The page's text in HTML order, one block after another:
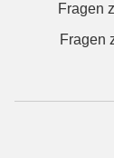
Fragen
Fragen